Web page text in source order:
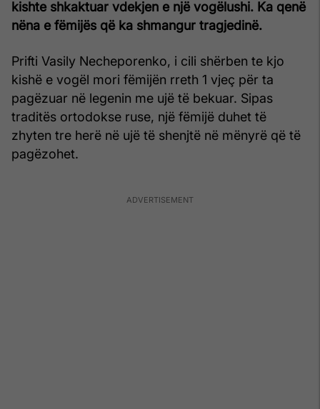
kishte shkaktuar vdekjen e një vogëlushi. Ka qenë
nëna e fëmijës që ka shmangur tragjedinë.
Prifti Vasily Necheporenko, i cili shërben te kjo
kishë e vogël mori fëmijën rreth 1 vjeç për ta
pagëzuar në legenin me ujë të bekuar. Sipas
traditës ortodokse ruse, një fëmijë duhet të
zhyten tre herë në ujë të shenjtë në mënyrë që të
pagëzohet.